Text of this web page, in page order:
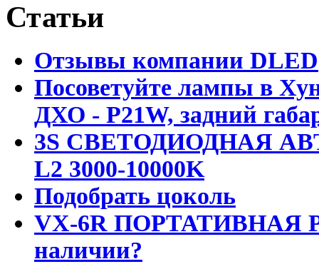
Статьи
Отзывы компании DLED
Посоветуйте лампы в
ДХО - P21W, задний
3S СВЕТОДИОДНАЯ
L2 3000-10000K
Подобрать цоколь
VX-6R ПОРТАТИВНАЯ
наличии?